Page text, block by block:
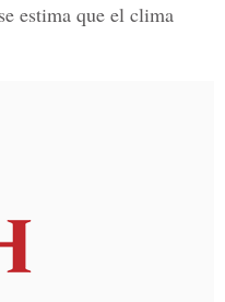
estima que el clima